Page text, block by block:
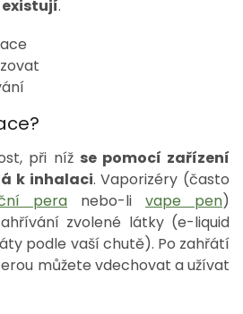
.
při níž se pomocí zařízení
k inhalaci. Vaporizéry (často
pera nebo-li vape pen)
zvolené látky (e-liquid
podle vaší chutě). Po zahřátí
můžete vdechovat a užívat